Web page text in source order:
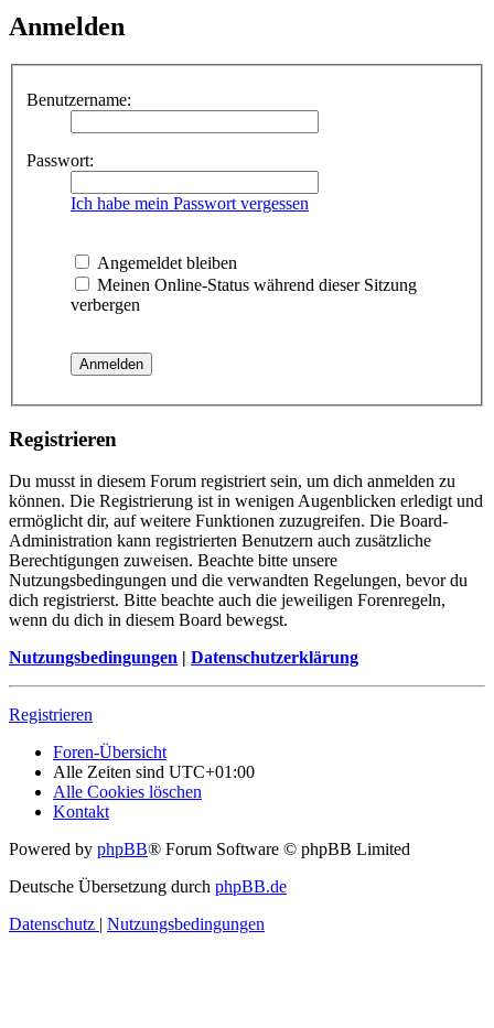
Anmelden
Benutzername:
Passwort:
Ich habe mein Passwort vergessen
Angemeldet bleiben
Meinen Online-Status während dieser Sitzung
verbergen
Registrieren
Du musst in diesem Forum registriert sein, um dich anmelden zu
können. Die Registrierung ist in wenigen Augenblicken erledigt und
ermöglicht dir, auf weitere Funktionen zuzugreifen. Die Board-
Administration kann registrierten Benutzern auch zusätzliche
Berechtigungen zuweisen. Beachte bitte unsere
Nutzungsbedingungen und die verwandten Regelungen, bevor du
dich registrierst. Bitte beachte auch die jeweiligen Forenregeln,
wenn du dich in diesem Board bewegst.
Nutzungsbedingungen | Datenschutzerklärung
Registrieren
Foren-Übersicht
Alle Zeiten sind UTC+01:00
Alle Cookies löschen
Kontakt
Powered by phpBB® Forum Software © phpBB Limited
Deutsche Übersetzung durch phpBB.de
Datenschutz | Nutzungsbedingungen